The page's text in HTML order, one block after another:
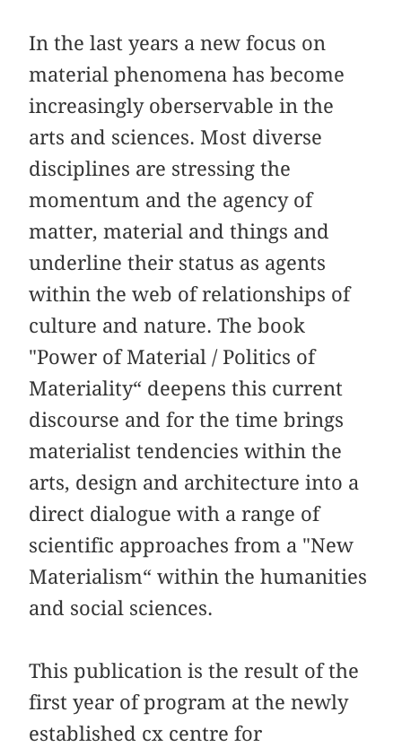
In the last years a new focus on
material phenomena has become
increasingly oberservable in the
arts and sciences. Most diverse
disciplines are stressing the
momentum and the agency of
matter, material and things and
underline their status as agents
within the web of relationships of
culture and nature. The book
"Power of Material / Politics of
Materiality“ deepens this current
discourse and for the time brings
materialist tendencies within the
arts, design and architecture into a
direct dialogue with a range of
scientific approaches from a "New
Materialism“ within the humanities
and social sciences.
This publication is the result of the
first year of program at the newly
established cx centre for